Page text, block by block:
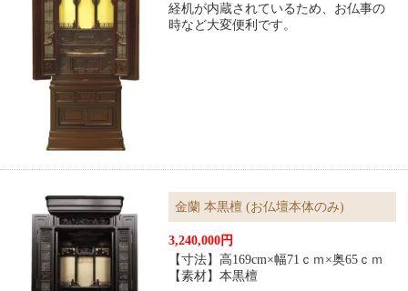
経机が内蔵されているため、お仏事の
時など大変便利です。
金蘭 本黒檀 (お仏壇本体のみ)
3,240,000円
【寸法】高169cm×幅71ｃｍ×奥65ｃｍ
【素材】本黒檀